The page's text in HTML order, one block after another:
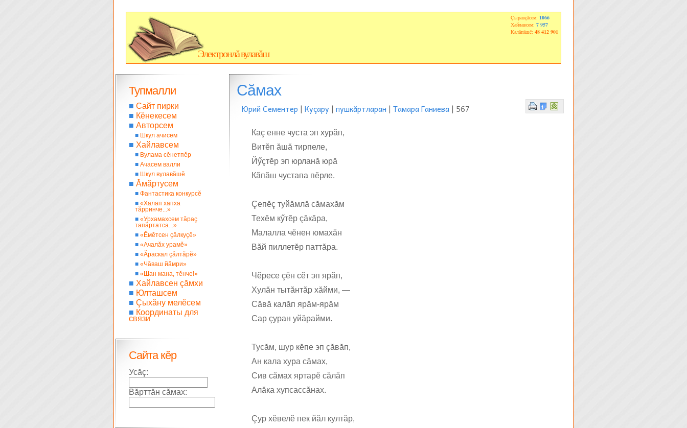
Электронлă вулавăш
Çыравçăсем: 1066
Хайлавсем: 7 957
Калăпăшĕ: 48 412 901
Сăмах
Юрий Сементер | Куçару | пушкăртларан | Тамара Ганиева | 567
Каç енне чуста эп хурăп,
Витĕп ăшă тирпеле,
Йӳçтĕр эп юрланă юрă
Кăпăш чустапа пĕрле.
Çепĕç туйăмлă сăмахăм
Техĕм кӳтĕр çăкăра,
Малалла чĕнен юмахăн
Вăй пиллетĕр паттăра.
Чĕресе çĕн сĕт эп ярăп,
Хулăн тытăнтăр хăйми, —
Сăвă калăп ярăм-ярăм
Сар çуран уйăрайми.
Тусăм, шур кĕпе эп çăвăп,
Ан кала хура сăмах,
Сив сăмах яртарĕ сăлăп
Алăка хупсассăнах.
Çур хĕвелĕ пек йăл култăр,
Тупмалли
■ Сайт пирки
■ Кĕнекесем
■ Авторсем
■ Шкул ачисем
■ Хайлавсем
■ Вулама сĕнетпĕр
■ Ачасем валли
■ Шкул вулавăшĕ
■ Ăмăртусем
■ Фантастика конкурсĕ
■ «Халап хапха
тăрринче...»
■ «Урхамахсем тăраç
тапăртатса...»
■ «Ĕмĕтсен çăлкуçĕ»
■ «Ачалăх урамĕ»
■ «Ăраскал çăлтăрĕ»
■ «Чăваш йăмри»
■ «Шан мана, тĕнче!»
■ Хайлавсен çăмхи
■ Юлташсем
■ Çыхăну мелĕсем
■ Координаты для
связи
Сайта кĕр
Усăç:
Вăрттăн сăмах: